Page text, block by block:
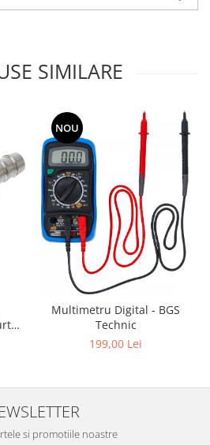
SIMILARE
NOU
Multimetru Digital - BGS
Technic
199,00 Lei
si promotiile noastre